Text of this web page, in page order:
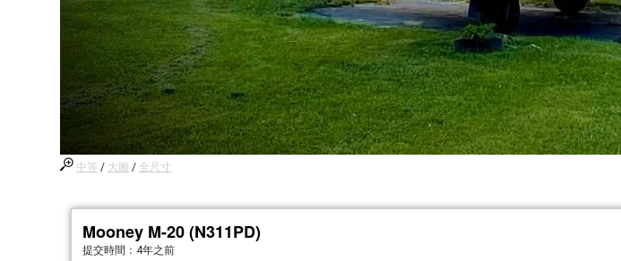
中等 / 大圖 / 全尺寸
Mooney M-20 (N311PD)
提交時間： 4年之前